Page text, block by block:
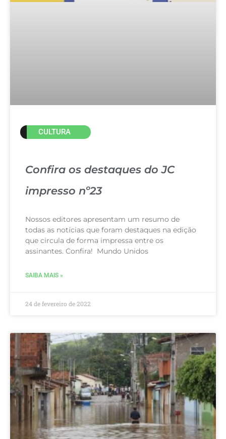
CULTURA
Confira os destaques do JC
impresso nº23
Nossos editores apresentam um resumo de
todas as notícias que foram destaques na edição
que circula de forma impressa entre os
assinantes. Confira! Mundo Unidos
SAIBA MAIS »
24 de fevereiro de 2022